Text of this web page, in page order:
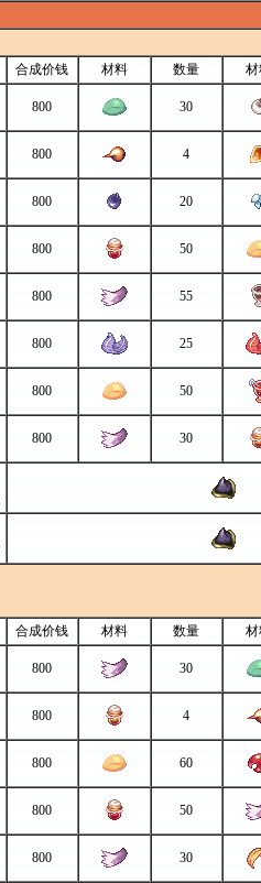
合成价钱 材料 数量
800 30
800 4
800 20
800 50
800 55
800 25
800 50
800 30
合成价钱 材料 数量
800 30
800 4
800 60
800 50
800 30